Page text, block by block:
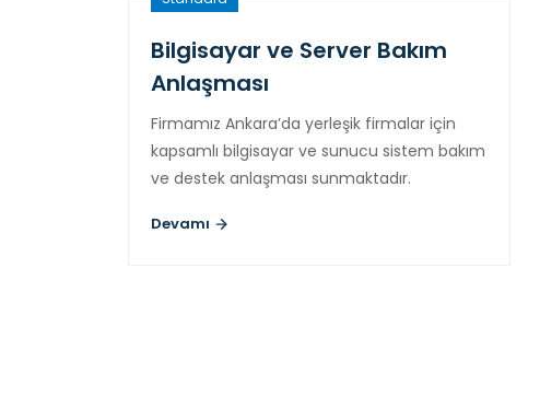
Bilgisayar ve Server Bakım
Anlaşması
Firmamız Ankara’da yerleşik firmalar için
kapsamlı bilgisayar ve sunucu sistem bakım
ve destek anlaşması sunmaktadır.
Devamı